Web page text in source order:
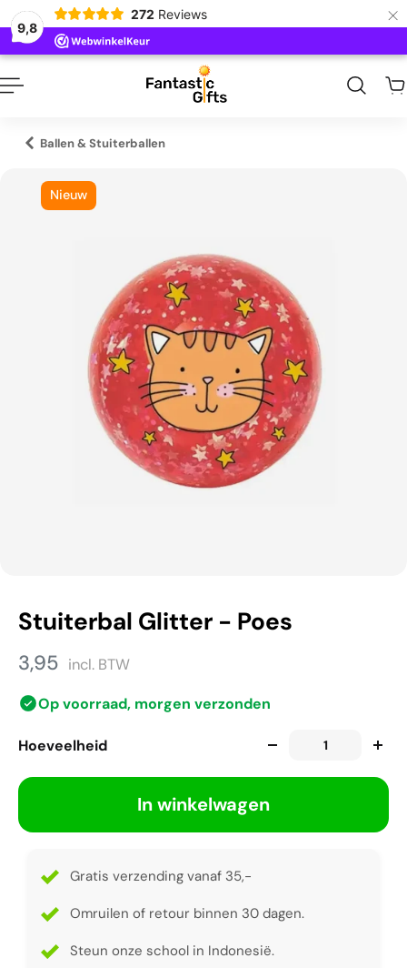
9,8
272 Reviews ×
inhoud
Ballen & Stuiterballen
Nieuw
Stuiterbal Glitter - Poes
3,95 incl. BTW
Op voorraad, morgen verzonden
Hoeveelheid
In winkelwagen
Gratis verzending vanaf 35,-
Omruilen of retour binnen 30 dagen.
Steun onze school in Indonesië.